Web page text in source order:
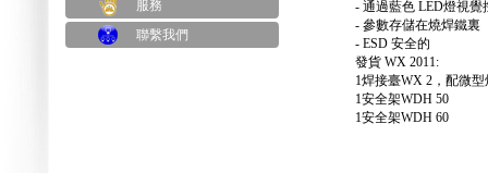
服務
聯繫我們
- 通過藍色 LED燈視覺
- 參數存儲在燒焊鐵裏
- ESD 安全的
發貨 WX 2011:
1焊接臺WX 2，配微
1安全架WDH 50
1安全架WDH 60